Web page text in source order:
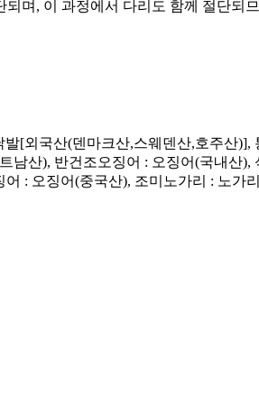
며, 이 과정에서 다리도 함께 절단되
[외국산(덴마크산,스웨덴산,호주산)],
남산), 반건조오징어 : 오징어(국내산),
: 오징어(중국산), 조미노가리 : 노가